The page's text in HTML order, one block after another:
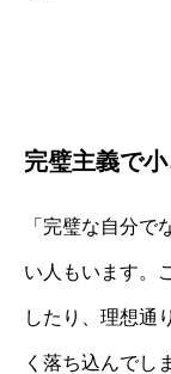
完璧主義で
「完璧な自分で
い人もいます。
したり、理想通
く落ち込んでし